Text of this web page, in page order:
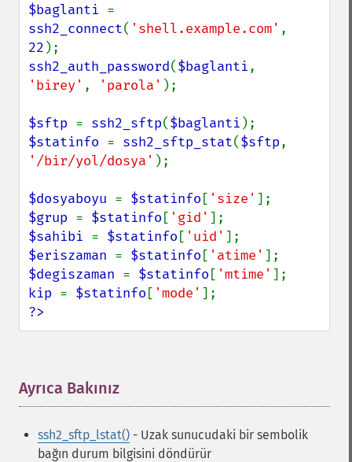
$baglanti
ssh2_connect( 'shell.example.com'
22
ssh2_auth_password($baglanti
'birey' , 'parola' );
$sftp = ssh2_sftp($baglanti
$statinfo = ssh2_sftp_stat($sftp
'/bir/yol/dosya' );
$dosyaboyu = $statinfo [ 'size'
$grup = $statinfo [ 'gid'
$sahibi = $statinfo [ 'uid'
$eriszaman = $statinfo [ 'atime'
$degiszaman = $statinfo [ 'mtime'
kip = $statinfo [ 'mode'
?>
Ayrıca Bakınız
ssh2_sftp_lstat() - Uzak sunucudaki bir sembolik
bağın durum bilgisini döndürür